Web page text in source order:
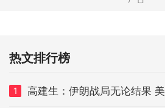
热文排行榜
1 高建生：伊朗战局无论结果